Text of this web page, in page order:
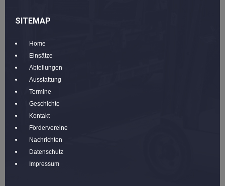
SITEMAP
Home
Einsätze
Abteilungen
Ausstattung
Termine
Geschichte
Kontakt
Fördervereine
Nachrichten
Datenschutz
Impressum